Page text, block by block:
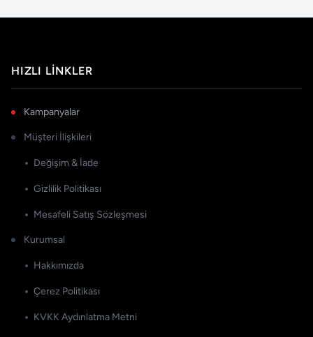
HIZLI LINKLER
Kampanyalar
Müşteri İlişkileri
Değişim & İade
Gizlilik Politikası
Mesafeli Satış Sözleşmesi
Kurumsal
Hakkımızda
Çerez Politikası
KVKK Aydınlatma Metni